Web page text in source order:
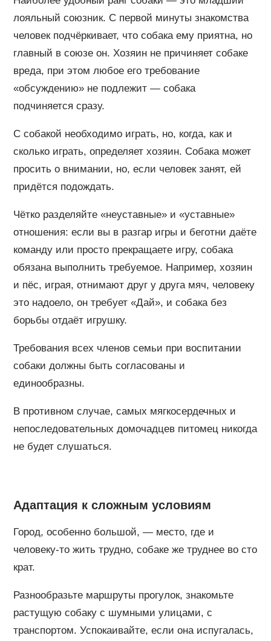
лояльный союзник. С первой минуты знакомства
человек подчёркивает, что собака ему приятна, но
главный в союзе он. Хозяин не причиняет собаке
вреда, при этом любое его требование
«обсуждению» не подлежит — собака
подчиняется сразу.
С собакой необходимо играть, но, когда, как и
сколько играть, определяет хозяин. Собака может
просить о внимании, но, если человек занят, ей
придётся подождать.
Чётко разделяйте «неуставные» и «уставные»
отношения: если вы в разгар игры и беготни даёте
команду или просто прекращаете игру, собака
обязана выполнить требуемое. Например, хозяин
и пёс, играя, отнимают друг у друга мяч, человеку
это надоело, он требует «Дай», и собака без
борьбы отдаёт игрушку.
Требования всех членов семьи при воспитании
собаки должны быть согласованы и
единообразны.
В противном случае, самых мягкосердечных и
непоследовательных домочадцев питомец никогда
не будет слушаться.
Адаптация к сложным условиям
Город, особенно большой, — место, где и
человеку-то жить трудно, собаке же труднее во сто
крат.
Разнообразьте маршруты прогулок, знакомьте
растущую собаку с шумными улицами, с
транспортом. Успокаивайте, если она испугалась,